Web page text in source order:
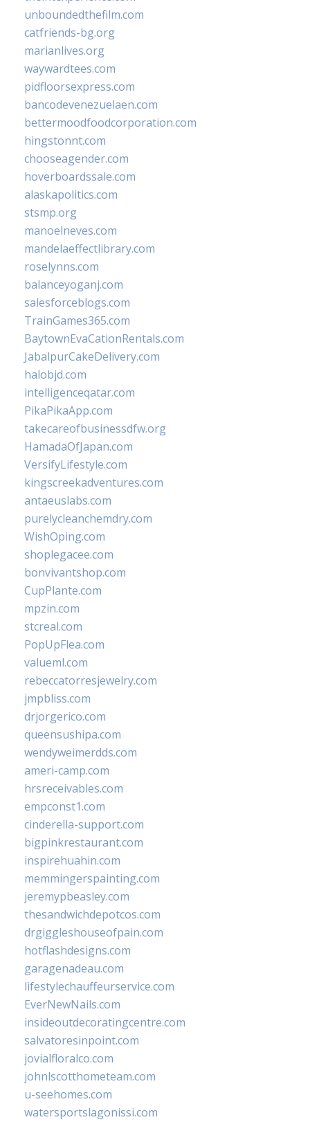
unboundedthefilm.com
catfriends-bg.org
marianlives.org
waywardtees.com
pidfloorsexpress.com
bancodevenezuelaen.com
bettermoodfoodcorporation.com
hingstonnt.com
chooseagender.com
hoverboardssale.com
alaskapolitics.com
stsmp.org
manoelneves.com
mandelaeffectlibrary.com
roselynns.com
balanceyoganj.com
salesforceblogs.com
TrainGames365.com
BaytownEvaCationRentals.com
JabalpurCakeDelivery.com
halobjd.com
intelligenceqatar.com
PikaPikaApp.com
takecareofbusinessdfw.org
HamadaOfJapan.com
VersifyLifestyle.com
kingscreekadventures.com
antaeuslabs.com
purelycleanchemdry.com
WishOping.com
shoplegacee.com
bonvivantshop.com
CupPlante.com
mpzin.com
stcreal.com
PopUpFlea.com
valueml.com
rebeccatorresjewelry.com
jmpbliss.com
drjorgerico.com
queensushipa.com
wendyweimerdds.com
ameri-camp.com
hrsreceivables.com
empconst1.com
cinderella-support.com
bigpinkrestaurant.com
inspirehuahin.com
memmingerspainting.com
jeremypbeasley.com
thesandwichdepotcos.com
drgiggleshouseofpain.com
hotflashdesigns.com
garagenadeau.com
lifestylechauffeurservice.com
EverNewNails.com
insideoutdecoratingcentre.com
salvatoresinpoint.com
jovialfloralco.com
johnlscotthometeam.com
u-seehomes.com
watersportslagonissi.com